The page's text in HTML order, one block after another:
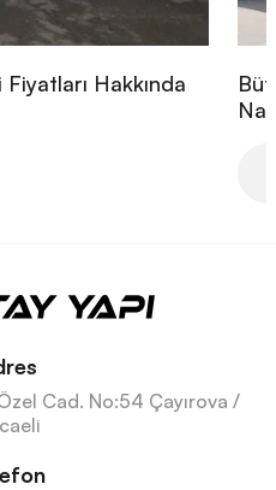
Hakkında
Cad. No:54 Çayırova /